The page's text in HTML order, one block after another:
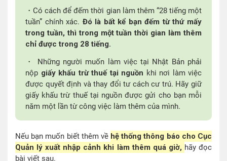
・Có cách để đếm thời gian làm thêm “28 tiếng một
tuần” chính xác. Đó là bất kể bạn đếm từ thứ mấy
trong tuần, thì trong một tuần thời gian làm thêm
chỉ được trong 28 tiếng.
・ Những người muốn làm việc tại Nhật Bản phải
nộp giấy khấu trừ thuế tại nguồn khi nơi làm việc
được quyết định và thay đổi tư cách cư trú. Hãy giữ
giấy khấu trừ thuế tại nguồn được gửi cho bạn mỗi
năm một lần từ công việc làm thêm của mình.
Nếu bạn muốn biết thêm về hệ thống thông báo cho Cục
Quản lý xuất nhập cảnh khi làm thêm quá giờ, hãy đọc
bài viết sau.